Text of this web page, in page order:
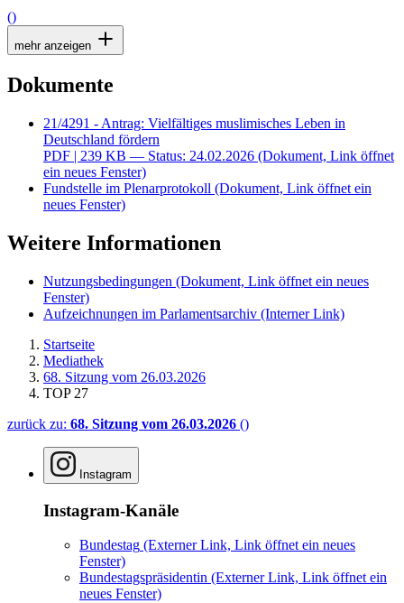
()
mehr anzeigen
Dokumente
21/4291 - Antrag: Vielfältiges muslimisches Leben in
Deutschland fördern
PDF | 239 KB — Status: 24.02.2026 (Dokument, Link öffnet
ein neues Fenster)
Fundstelle im Plenarprotokoll (Dokument, Link öffnet ein
neues Fenster)
Weitere Informationen
Nutzungsbedingungen (Dokument, Link öffnet ein neues
Fenster)
Aufzeichnungen im Parlamentsarchiv (Interner Link)
Startseite
Mediathek
68. Sitzung vom 26.03.2026
TOP 27
zurück zu: 68. Sitzung vom 26.03.2026 ()
Instagram
Instagram-Kanäle
Bundestag (Externer Link, Link öffnet ein neues
Fenster)
Bundestagspräsidentin (Externer Link, Link öffnet ein
neues Fenster)